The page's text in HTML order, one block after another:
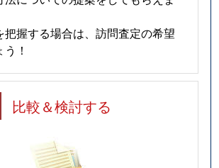
把握する場合は、訪問査定の希望
！
比較＆検討する